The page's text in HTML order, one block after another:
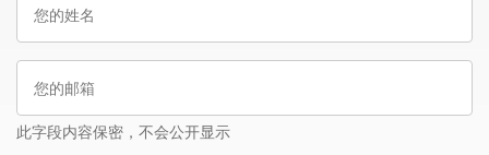
邮
此字段内容保密，不会公开显示